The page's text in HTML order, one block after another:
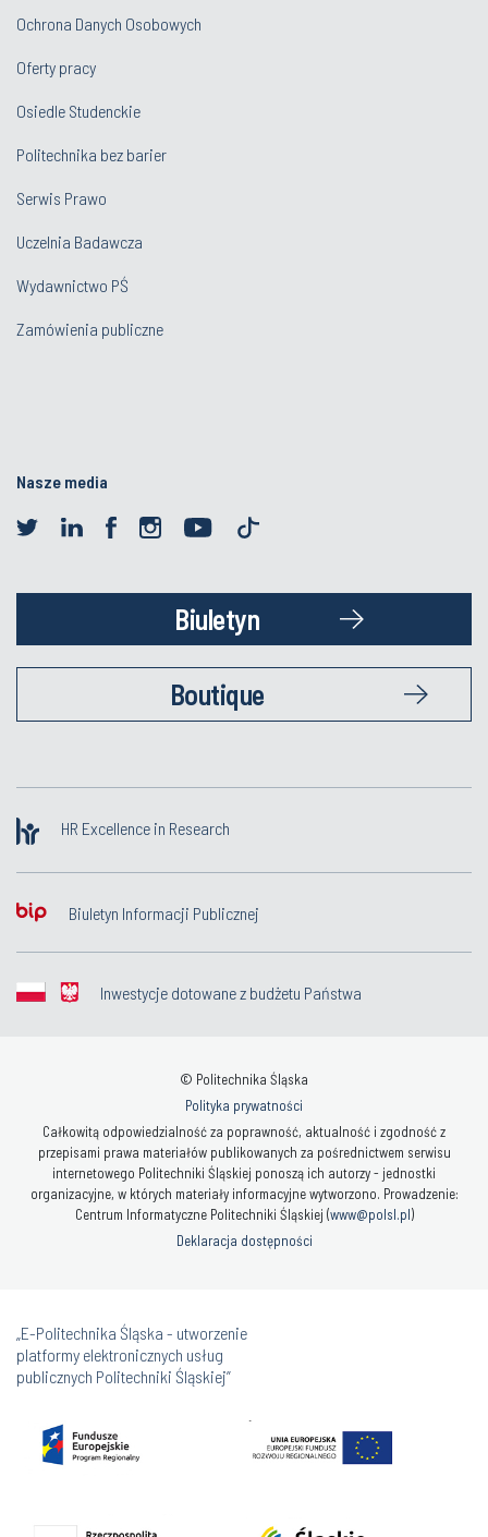
Ochrona Danych Osobowych
Oferty pracy
Osiedle Studenckie
Politechnika bez barier
Serwis Prawo
Uczelnia Badawcza
Wydawnictwo PŚ
Zamówienia publiczne
Nasze media
Biuletyn
Boutique
HR Excellence in Research
Biuletyn Informacji Publicznej
Inwestycje dotowane z budżetu Państwa
© Politechnika Śląska
Polityka prywatności
Całkowitą odpowiedzialność za poprawność, aktualność i zgodność z
przepisami prawa materiałów publikowanych za pośrednictwem serwisu
internetowego Politechniki Śląskiej ponoszą ich autorzy - jednostki
organizacyjne, w których materiały informacyjne wytworzono. Prowadzenie:
Centrum Informatyczne Politechniki Śląskiej (www@polsl.pl)
Deklaracja dostępności
„E-Politechnika Śląska - utworzenie
platformy elektronicznych usług
publicznych Politechniki Śląskiej”